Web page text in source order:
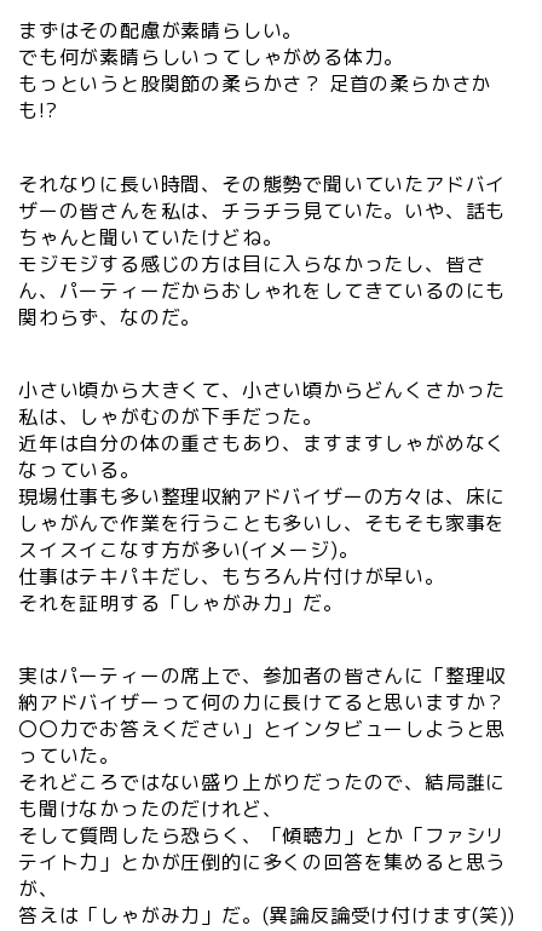
まずはその配慮が素晴らしい。
でも何が素晴らしいってしゃがめる体力。
もっというと股関節の柔らかさ？ 足首の柔らかさか
も!?
それなりに長い時間、その態勢で聞いていたアドバイ
ザーの皆さんを私は、チラチラ見ていた。いや、話も
ちゃんと聞いていたけどね。
モジモジする感じの方は目に入らなかったし、皆さ
ん、パーティーだからおしゃれをしてきているのにも
関わらず、なのだ。
小さい頃から大きくて、小さい頃からどんくさかった
私は、しゃがむのが下手だった。
近年は自分の体の重さもあり、ますますしゃがめなく
なっている。
現場仕事も多い整理収納アドバイザーの方々は、床に
しゃがんで作業を行うことも多いし、そもそも家事を
スイスイこなす方が多い(イメージ)。
仕事はテキパキだし、もちろん片付けが早い。
それを証明する「しゃがみ力」だ。
実はパーティーの席上で、参加者の皆さんに「整理収
納アドバイザーって何の力に長けてると思いますか？
〇〇力でお答えください」とインタビューしようと思
っていた。
それどころではない盛り上がりだったので、結局誰に
も聞けなかったのだけれど、
そして質問したら恐らく、「傾聴力」とか「ファシリ
テイト力」とかが圧倒的に多くの回答を集めると思う
が、
答えは「しゃがみ力」だ。(異論反論受け付けます(笑))